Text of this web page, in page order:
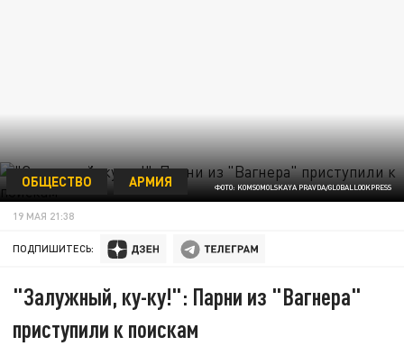
ФОТО: KOMSOMOLSKAYA PRAVDA/GLOBALLOOKPRESS
ОБЩЕСТВО АРМИЯ
19 МАЯ 21:38
ПОДПИШИТЕСЬ:
"Залужный, ку-ку!": Парни из "Вагнера"
приступили к поискам